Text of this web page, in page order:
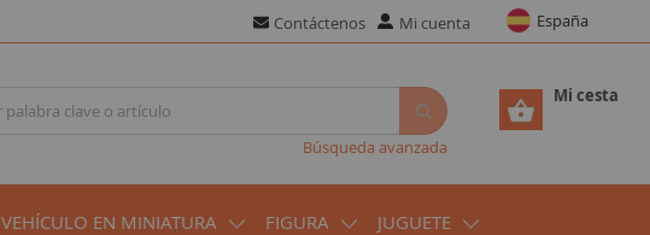
Contáctenos Mi cuenta España
Mi cesta
Búsqueda avanzada
VEHÍCULO EN MINIATURA FIGURA JUGUETE